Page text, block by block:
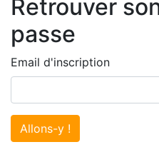
Retrouver
passe
Email d'inscription
Allons-y !